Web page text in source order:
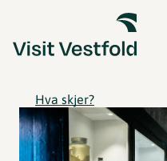
Hva skjer?